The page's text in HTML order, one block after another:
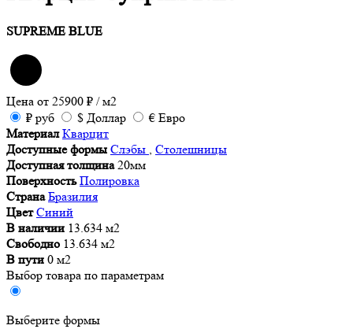
SUPREME BLUE
Цена от 25900 ₽ / м2
₽ руб $ Доллар € Евро
Материал Кварцит
Доступные формы Слэбы
Столешницы
Доступная толщина 20мм
Поверхность Полировка
Страна Бразилия
Цвет Синий
В наличии 13.634 м2
Свободно 13.634 м2
В пути 0 м2
Выбор товара по параметрам
Выберите формы